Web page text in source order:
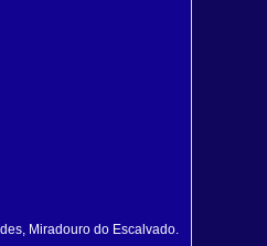
Miradouro do Escalvado.